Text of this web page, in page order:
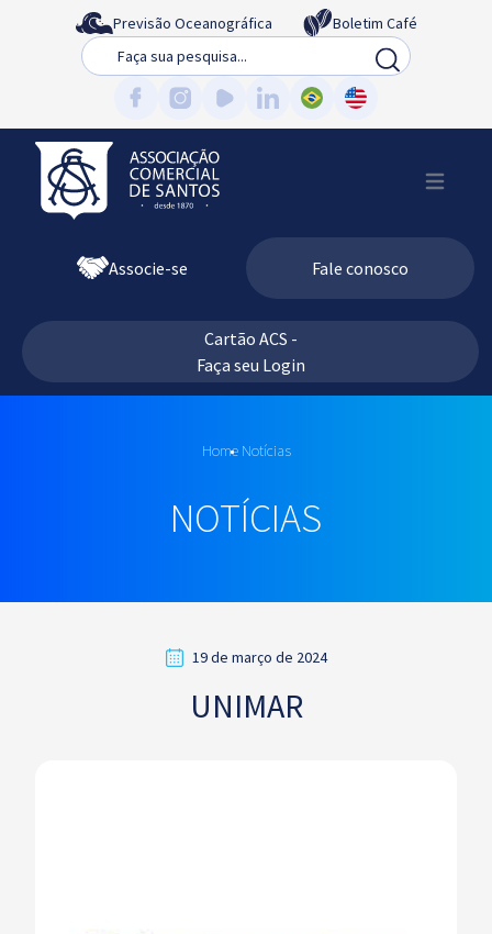
Previsão Oceanográfica
Boletim Café
Busca
Associe-se Fale conosco
Cartão ACS -
Faça seu Login
Home Notícias
NOTÍCIAS
19 de março de 2024
UNIMAR